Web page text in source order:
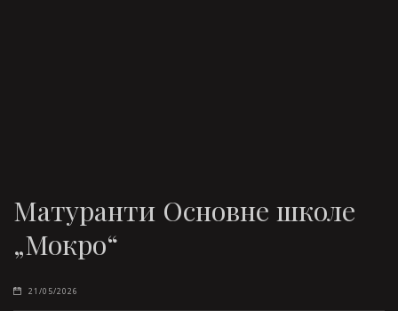
Mатуранти Основне школе
„Мокро“
21/05/2026